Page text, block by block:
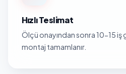
Hızlı Teslimat
Ölçü onayından sonra 10-15 iş
montaj tamamlanır.